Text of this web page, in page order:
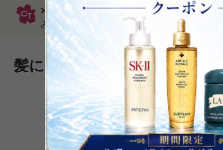
ロゴナ シャンプー
ボリュームシャ
みつ250ml
髪にコシと輝きを与えると言
とアカシアハチミツ
P可 残り5点
24%